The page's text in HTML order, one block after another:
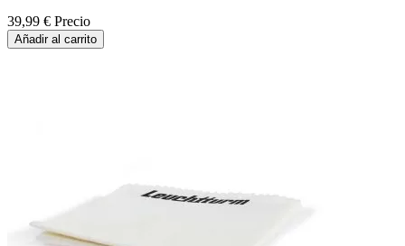
39,99 € Precio
Añadir al carrito